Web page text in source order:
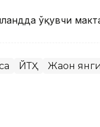
ўқувчи
ЙТҲ Жаҳон